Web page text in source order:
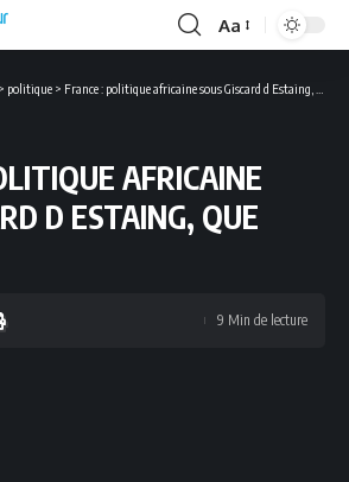
Font
Aa
> politique > France : politique africaine sous Giscard d Estaing, que retenir ?
AFRICAINE
D ESTAING, QUE
9 Min de lecture